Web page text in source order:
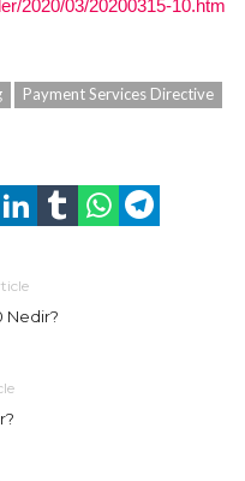
2020/03/20200315-10.htm
Payment Services Directive
Nedir?